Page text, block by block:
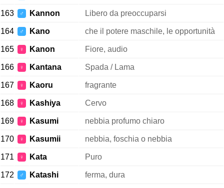
163 ♂ Kannon Libero da preoccuparsi
164 ♂ Kano che il potere maschile, le opportunità
165 ♀ Kanon Fiore, audio
166 ♀ Kantana Spada / Lama
167 ♀ Kaoru fragrante
168 ♀ Kashiya Cervo
169 ♀ Kasumi nebbia profumo chiaro
170 ♀ Kasumii nebbia, foschia o nebbia
171 ♀ Kata Puro
172 ♂ Katashi ferma, dura